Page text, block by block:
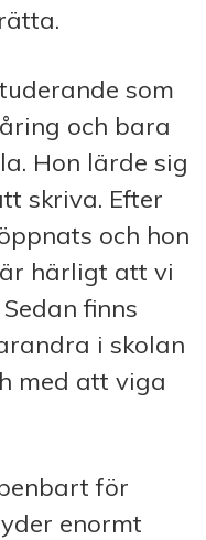
som
och bara
Hon lärde sig
skriva. Efter
och hon
härligt att vi
finns
i skolan
med att viga
för
enormt